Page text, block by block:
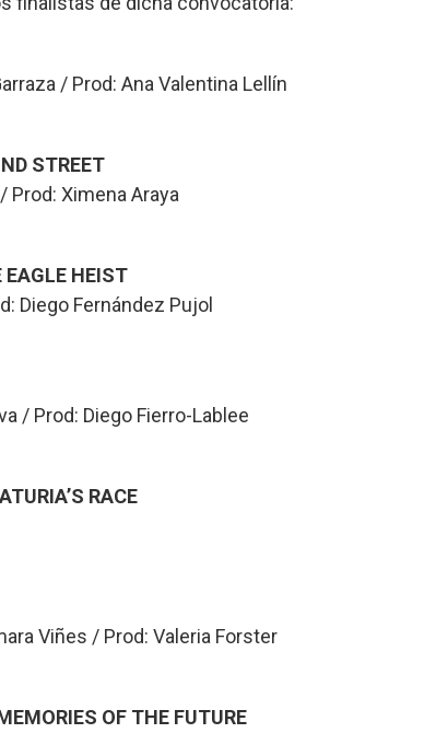
/ Prod: Ana Valentina Lellín
STREET
Prod: Ximena Araya
EAGLE HEIST
Diego Fernández Pujol
/ Prod: Diego Fierro-Lablee
RACE
Viñes / Prod: Valeria Forster
OF THE FUTURE